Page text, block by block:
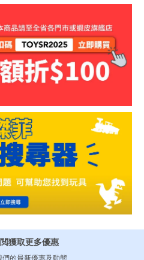
獲取更多優惠
們的最新優惠及動態